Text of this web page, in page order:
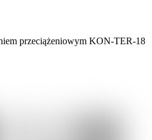
przeciążeniowym KON-TER-18